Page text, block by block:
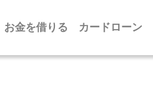
お金を借りる カードローン